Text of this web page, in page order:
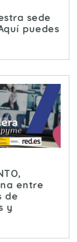
sede
puedes
entre
de
y